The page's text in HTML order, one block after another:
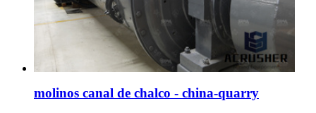
molinos canal de chalco - china-quarry